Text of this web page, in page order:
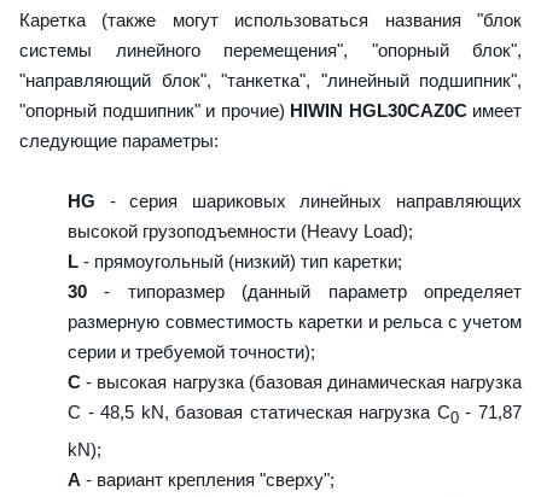
Каретка (также могут использоваться названия "блок
системы линейного перемещения", "опорный блок",
"направляющий блок", "танкетка", "линейный подшипник",
"опорный подшипник" и прочие) HIWIN HGL30CAZ0Cимеет
следующие параметры:
HG - серия шариковых линейных направляющих
высокой грузоподъемности (Heavy Load);
L - прямоугольный (низкий) тип каретки;
30 - типоразмер (данный параметр определяет
размерную совместимость каретки и рельса с учетом
серии и требуемой точности);
C - высокая нагрузка (базовая динамическая нагрузка
C - 48,5 kN, базовая статическая нагрузка С0- 71,87
kN);
A - вариант крепления "сверху";